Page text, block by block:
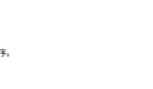
。